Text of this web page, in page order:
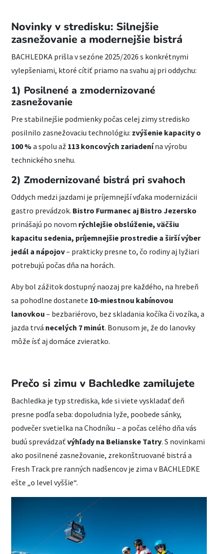
Novinky v stredisku: Silnejšie
zasnežovanie a modernejšie bistrá
BACHLEDKA prišla v sezóne 2025/2026 s konkrétnymi
vylepšeniami, ktoré cítiť priamo na svahu aj pri oddychu:
1) Posilnené a zmodernizované
zasnežovanie
Pre stabilnejšie podmienky počas celej zimy stredisko
posilnilo zasnežovaciu technológiu: zvýšenie kapacity o
100 % a spolu až 113 koncových zariadenína výrobu
technického snehu.
2) Zmodernizované bistrá pri svahoch
Oddych medzi jazdami je príjemnejší vďaka modernizácii
gastro prevádzok. Bistro Furmanec aj Bistro Jezersko
prinášajú po novom rýchlejšie obslúženie, väčšiu
kapacitu sedenia, príjemnejšie prostredie a širší výber
jedál a nápojov– prakticky presne to, čo rodiny aj lyžiari
potrebujú počas dňa na horách.
Aby bol zážitok dostupný naozaj pre každého, na hrebeň
sa pohodlne dostanete 10-miestnou kabínovou
lanovkou – bezbariérovo, bez skladania kočíka či vozíka, a
jazda trvá necelých 7 minút. Bonusom je, že do lanovky
môže ísť aj domáce zvieratko.
Prečo si zimu v Bachledke zamilujete
Bachledka je typ strediska, kde si viete vyskladať deň
presne podľa seba: dopoludnia lyže, poobede sánky,
podvečer svetielka na Chodníku – a počas celého dňa vás
budú sprevádzať výhľady na Belianske Tatry. S novinkami
ako posilnené zasnežovanie, zrekonštruované bistrá a
Fresh Track pre ranných nadšencov je zima v BACHLEDKE
ešte „o level vyššie“.